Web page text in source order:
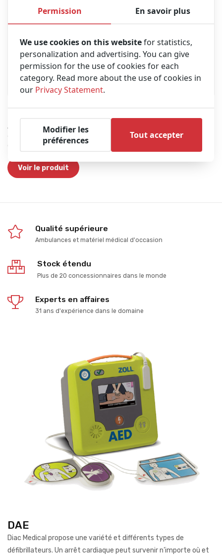
Appareil durable (IP55) avec écran LCD et possibilités étendues telles
que l'assistance RCP et la surveillance ECG. Y compris étui, coussinets
et amp; Batterie.
Voir le produit
Qualité supérieure
Ambulances et matériel médical d'occasion
Stock étendu
Plus de 20 concessionnaires dans le monde
Experts en affaires
31 ans d'expérience dans le domaine
DAE
Diac Medical propose une variété et différents types de
défibrillateurs. Un arrêt cardiaque peut survenir n’importe où et
Permission En savoir plus
We use cookies on this websitefor statistics,
personalization and advertising. You can give
permission for the use of cookies for each
category. Read more about the use of cookies in
our Privacy Statement.
Modifier les
préférences
Tout accepter